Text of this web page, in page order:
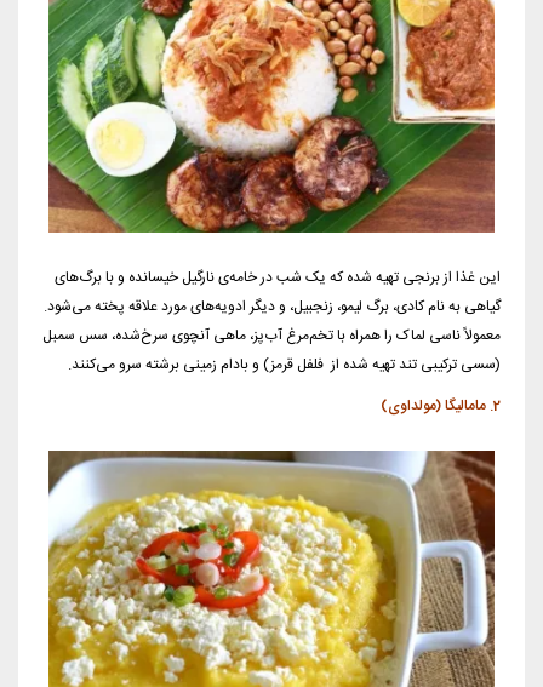
این غذا از برنجی تهیه شده که یک شب در خامه‌ی نارگیل خیسانده و با برگ‌های
گیاهی به نام کادی، برگ لیمو، زنجبیل، و دیگر ادویه‌های مورد علاقه پخته می‌شود.
معمولاً ناسی لماک را همراه با تخم‌مرغ آب‌پز، ماهی آنچوی سرخ‌شده، سس سمبل
(سسی ترکیبی تند تهیه شده از فلفل قرمز) و بادام زمینی برشته سرو می‌کنند.
2. مامالیگا (مولداوی)